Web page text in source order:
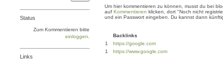
Um hier kommentieren zu können, musst du bei
auf Kommentieren klicken, dort "Noch nicht
und ein Passwort eingeben. Du kannst dann
Backlinks
1
https://google.com
1
https://www.google.com
Status
Zum Kommentieren bitte
einloggen
Links